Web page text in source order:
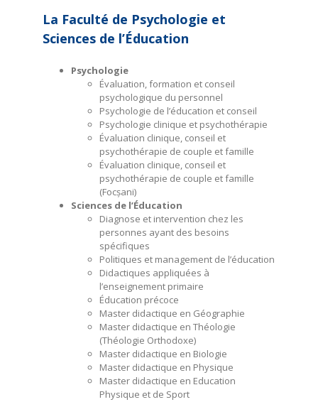
La Faculté de Psychologie et
Sciences de l’Éducation
Psychologie
Évaluation, formation et conseil
psychologique du personnel
Psychologie de l’éducation et conseil
Psychologie clinique et psychothérapie
Évaluation clinique, conseil et
psychothérapie de couple et famille
Évaluation clinique, conseil et
psychothérapie de couple et famille
(Focșani)
Sciences de l’Éducation
Diagnose et intervention chez les
personnes ayant des besoins
spécifiques
Politiques et management de l’éducation
Didactiques appliquées à
l’enseignement primaire
Éducation précoce
Master didactique en Géographie
Master didactique en Théologie
(Théologie Orthodoxe)
Master didactique en Biologie
Master didactique en Physique
Master didactique en Education
Physique et de Sport